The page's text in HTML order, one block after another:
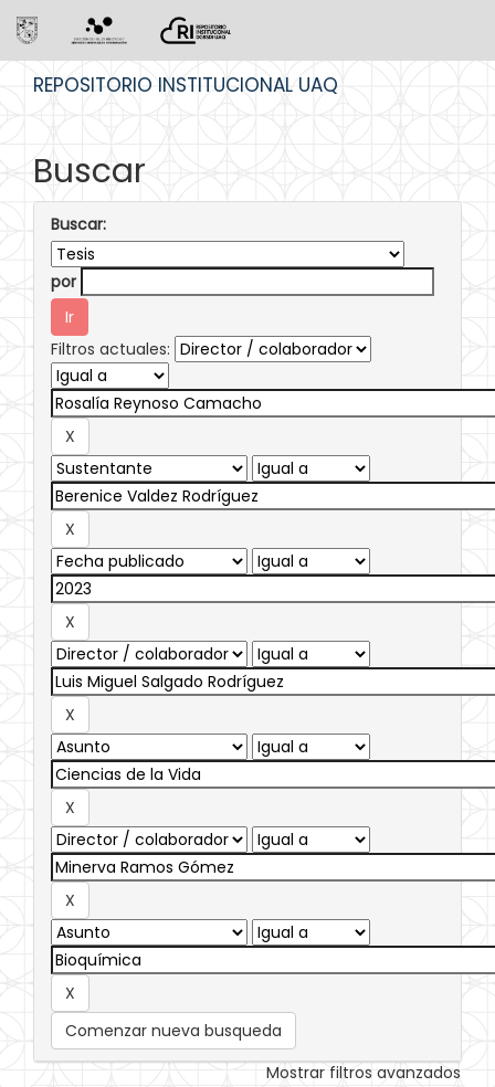
REPOSITORIO INSTITUCIONAL UAQ
Buscar
Buscar:
por
Filtros actuales:
Comenzar nueva busqueda
Mostrar filtros avanzados